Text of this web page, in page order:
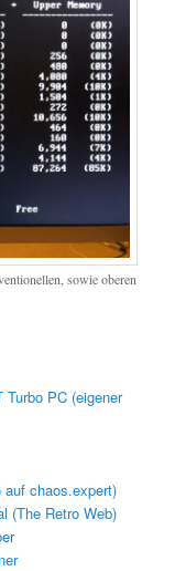
sowie oberen
PC (eigener
chaos.expert)
(The Retro Web)